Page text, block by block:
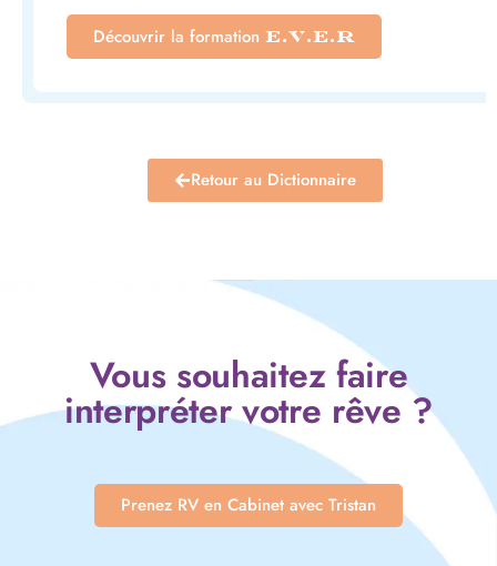
Découvrir la formation E.V.E.R
Retour au Dictionnaire
Vous souhaitez faire
interpréter votre rêve ?
Prenez RV en Cabinet avec Tristan